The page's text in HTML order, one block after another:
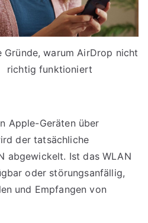
Gründe, warum AirDrop nicht
richtig funktioniert
Apple-Geräten über
der tatsächliche
abgewickelt. Ist das WLAN
oder störungsanfällig,
und Empfangen von